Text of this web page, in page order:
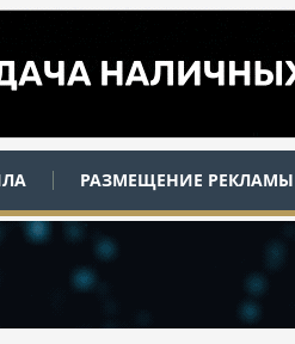
РАЗМЕЩЕНИЕ РЕКЛАМЫ